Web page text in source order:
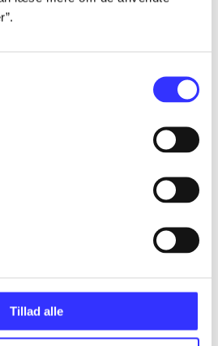
Tillad alle